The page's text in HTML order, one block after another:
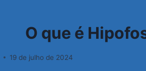
O que é
19 de julho de 2024